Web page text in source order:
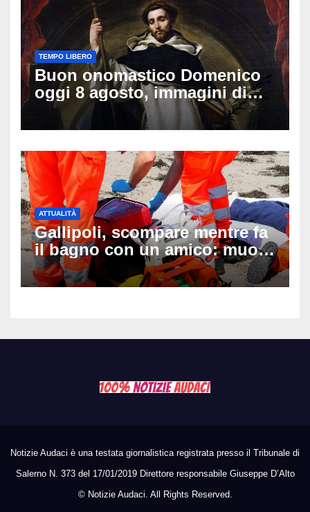
TEMPO LIBERO
Buon onomastico Domenico
oggi 8 agosto, immagini di
auguri da condividere
ATTUALITÀ
Gallipoli, scompare mentre fa
il bagno con un amico: muore
a 19 anni dopo 45 minuti di
disperati tentativi di
Notizie Audaci è una testata giornalistica registrata presso il Tribunale di
Salerno N. 373 del 17/01/2019 Direttore responsabile Giuseppe D’Alto
© Notizie Audaci. All Rights Reserved.